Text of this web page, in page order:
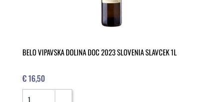
BELO VIPAVSKA DOLINA DOC 2023 SLOVENIA SLAVCEK 1L
€ 16,50
Quantità